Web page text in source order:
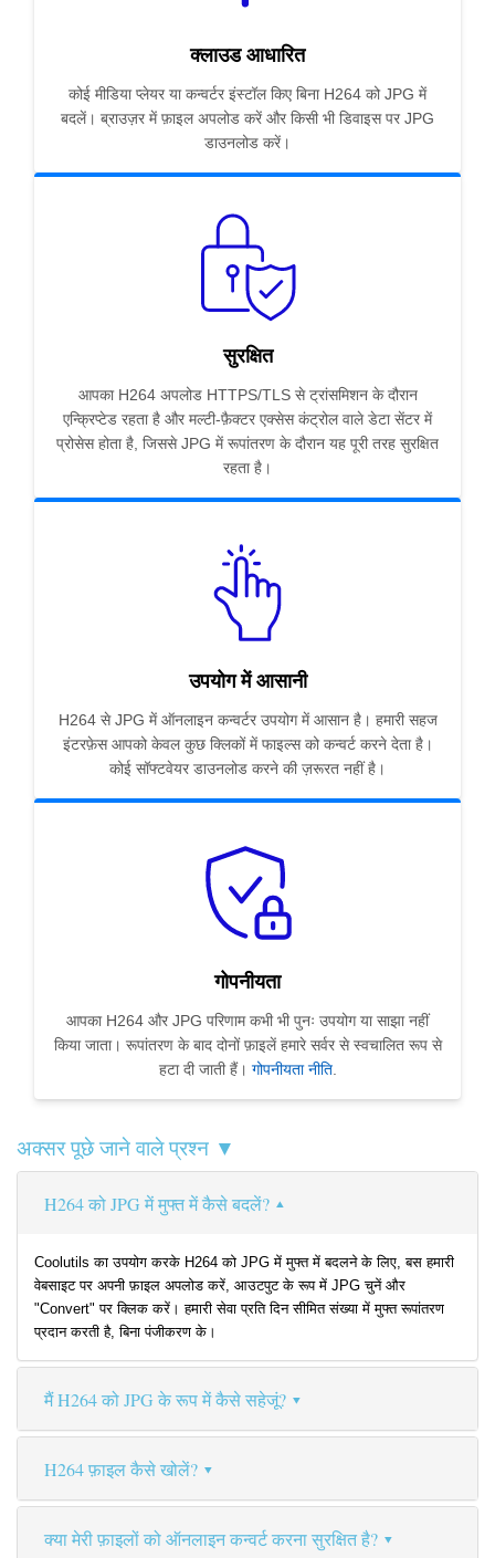
क्लाउड आधारित
कोई मीडिया प्लेयर या कन्वर्टर इंस्टॉल किए बिना H264 को JPG में
बदलें। ब्राउज़र में फ़ाइल अपलोड करें और किसी भी डिवाइस पर JPG
डाउनलोड करें।
सुरक्षित
आपका H264 अपलोड HTTPS/TLS से ट्रांसमिशन के दौरान
एन्क्रिप्टेड रहता है और मल्टी-फ़ैक्टर एक्सेस कंट्रोल वाले डेटा सेंटर में
प्रोसेस होता है, जिससे JPG में रूपांतरण के दौरान यह पूरी तरह सुरक्षित
रहता है।
उपयोग में आसानी
H264 से JPG में ऑनलाइन कन्वर्टर उपयोग में आसान है। हमारी सहज
इंटरफ़ेस आपको केवल कुछ क्लिकों में फाइल्स को कन्वर्ट करने देता है।
कोई सॉफ्टवेयर डाउनलोड करने की ज़रूरत नहीं है।
गोपनीयता
आपका H264 और JPG परिणाम कभी भी पुनः उपयोग या साझा नहीं
किया जाता। रूपांतरण के बाद दोनों फ़ाइलें हमारे सर्वर से स्वचालित रूप से
हटा दी जाती हैं। गोपनीयता नीति.
अक्सर पूछे जाने वाले प्रश्न ▼
H264 को JPG में मुफ्त में कैसे बदलें?
Coolutils का उपयोग करके H264 को JPG में मुफ्त में बदलने के लिए, बस हमारी
वेबसाइट पर अपनी फ़ाइल अपलोड करें, आउटपुट के रूप में JPG चुनें और
"Convert" पर क्लिक करें। हमारी सेवा प्रति दिन सीमित संख्या में मुफ्त रूपांतरण
प्रदान करती है, बिना पंजीकरण के।
मैं H264 को JPG के रूप में कैसे सहेजूं?
H264 फ़ाइल कैसे खोलें?
क्या मेरी फ़ाइलों को ऑनलाइन कन्वर्ट करना सुरक्षित है?